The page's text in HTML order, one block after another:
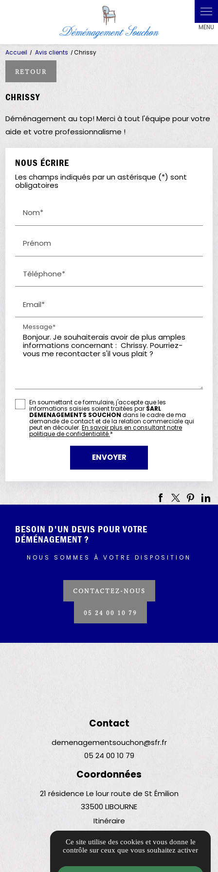
Accueil Avis clients Chrissy
RETOUR
CHRISSY
Déménagement au top! Merci à tout l'équipe pour votre
aide et votre professionnalisme !
NOUS ÉCRIRE
Les champs indiqués par un astérisque (*) sont
obligatoires
Nom*
Prénom
Téléphone*
Email*
Message*
En soumettant ce formulaire, j'accepte que les
informations saisies soient traitées par SARL
DEMENAGEMENTS SOUCHON dans le cadre de ma
demande de contact et de la relation commerciale qui
peut en découler.En savoir plus en consultant notre
politique de confidentialité.*
BESOIN D'UN DEVIS POUR VOTRE
DÉMÉNAGEMENT ?
NOUS SOMMES À VOTRE DISPOSITION
CONTACTEZ-NOUS
05 24 00 10 79
Contact
demenagementsouchon@sfr.fr
05 24 00 10 79
Coordonnées
21 résidence Le lour route de St Émilion
33500 LIBOURNE
Itinéraire
Liens utiles
Panneau de gestion des cookies
Ce site utilise des cookies et vous donne le
contrôle sur ceux que vous souhaitez activer